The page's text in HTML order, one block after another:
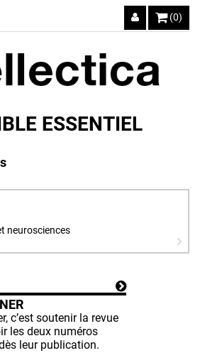
(0)
ESSENTIEL
neurosciences
c’est soutenir la revue
les deux numéros
leur publication.